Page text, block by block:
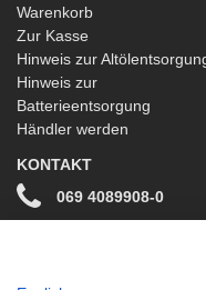
Warenkorb
Zur Kasse
Hinweis zur
Hinweis zur
Batterieentsorgung
Händler werden
KONTAKT
069 4089908-0